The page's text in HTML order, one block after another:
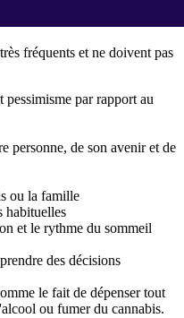
fréquents et ne doivent pas
pessimisme par rapport au
personne, de son avenir et de
ou la famille
habituelles
et le rythme du sommeil
des décisions
le fait de dépenser tout
ou fumer du cannabis.